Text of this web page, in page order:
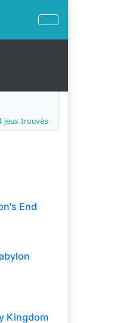
jeux trouvés
End
Kingdom